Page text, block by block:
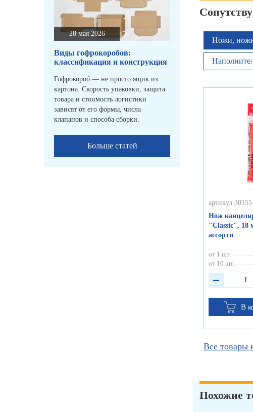
28 мая 2026
Виды гофрокоробов:
классификация и конструкция
Гофрокороб — не просто ящик из
картона. Скорость упаковки, защита
товара и стоимость логистики
зависят от его формы, числа
клапанов и способа сборки.
Больше статей
Ножи,
артикул 30155
Нож
"Classic", 18
ассорти
от 1 шт.
от 10 шт.
В
Все товары
Похожие